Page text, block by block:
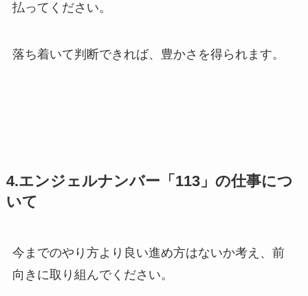
払ってください。
落ち着いて判断できれば、豊かさを得られます。
4.エンジェルナンバー「113」の仕事につ
いて
今までのやり方より良い進め方はないか考え、前
向きに取り組んでください。